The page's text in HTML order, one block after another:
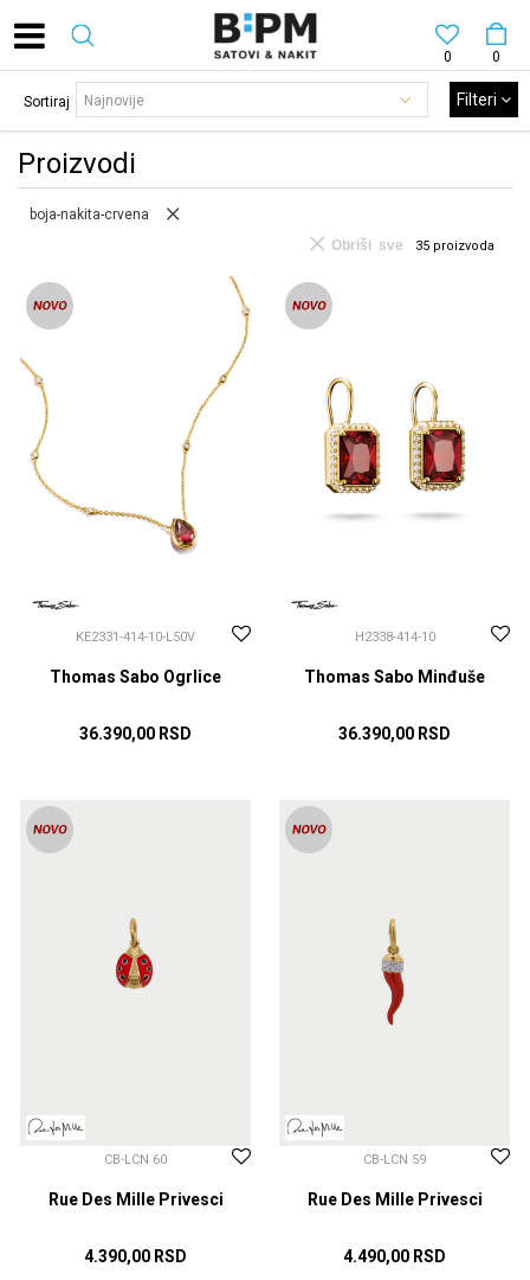
0
0
Proizvodi
Sortiraj Filteri
boja-nakita-crvena
35 proizvoda
Obriši sve
KE2331-414-10-L50V
Thomas Sabo Ogrlice
36.390,00 RSD
H2338-414-10
Thomas Sabo Minđuše
36.390,00 RSD
CB-LCN 60
Rue Des Mille Privesci
4.390,00 RSD
CB-LCN 59
Rue Des Mille Privesci
4.490,00 RSD